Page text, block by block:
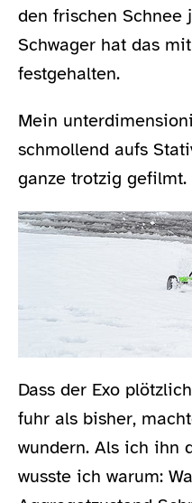
den frischen Schnee
Schwager hat das
festgehalten.
Mein
schmollend aufs
ganze trotzig gefilmt.
Dass der Exo
fuhr als bisher,
wundern. Als ich ihn
wusste ich warum: